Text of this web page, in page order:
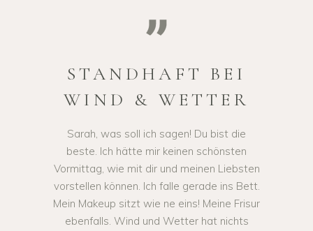
STANDHAFT BEI
WIND & WETTER
Sarah, was soll ich sagen! Du bist die
beste. Ich hätte mir keinen schönsten
Vormittag, wie mit dir und meinen Liebsten
vorstellen können. Ich falle gerade ins Bett.
Mein Makeup sitzt wie ne eins! Meine Frisur
ebenfalls. Wind und Wetter hat nichts